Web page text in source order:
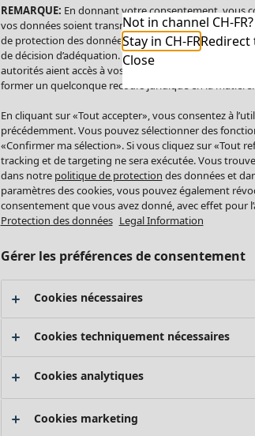
Not in channel CH-FR?
Stay in CH-FRRedirect
Close
REMARQUE: En donnant votre consentement, vous
vos données soient transmises aux États-Unis. Les
de protection des données comparable à celui de
de décision d’adéquation. Par conséquent, vous vous
autorités aient accès à vos données à caractère
former un quelconque recours juridique en la matière.
En cliquant sur «Tout accepter», vous consentez à
précédemment. Vous pouvez sélectionner des
«Confirmer ma sélection». Si vous cliquez sur «Tout
tracking et de targeting ne sera exécutée. Vous
dans notre politique de protection des données et
paramètres des cookies, vous pouvez également
consentement que vous avez donné, avec effet pour
Protection des données Legal Information
Gérer les préférences de consentement
Cookies nécessaires
Cookies techniquement nécessaires
Cookies analytiques
Cookies marketing